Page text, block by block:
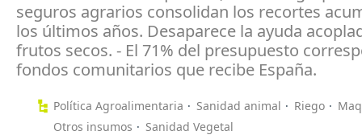
seguros agrarios consolidan los recortes
los últimos años. Desaparece la ayuda
frutos secos. - El 71% del presupuesto
fondos comunitarios que recibe España.
Política Agroalimentaria Sanidad animal Riego
Otros insumos
Sanidad Vegetal